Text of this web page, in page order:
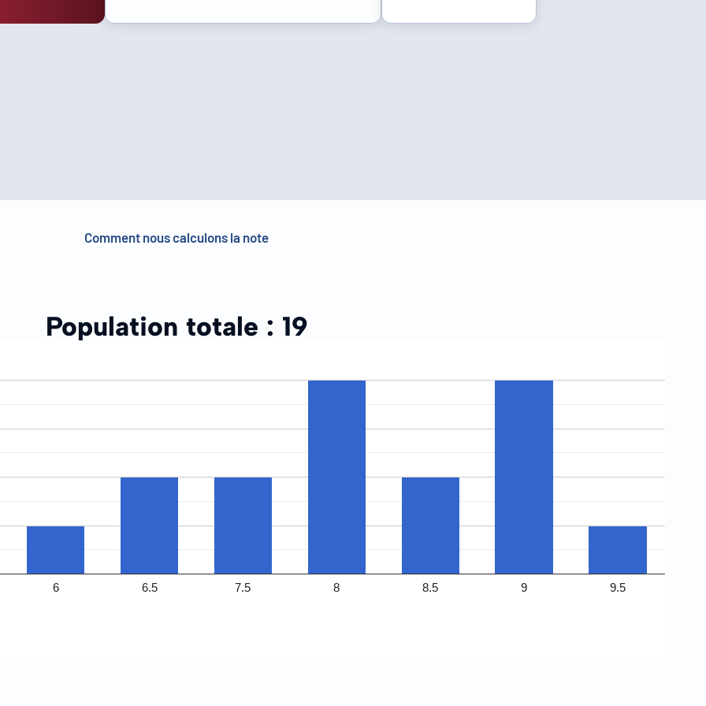
Comment nous calculons la note
Population totale : 19
6 6.5 7.5 8 8.5 9 9.5